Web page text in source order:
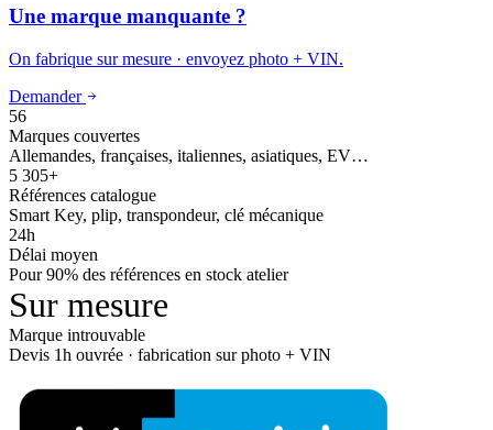
Une marque manquante ?
On fabrique sur mesure · envoyez photo + VIN.
Demander
56
Marques couvertes
Allemandes, françaises, italiennes, asiatiques, EV…
5 305+
Références catalogue
Smart Key, plip, transpondeur, clé mécanique
24h
Délai moyen
Pour 90% des références en stock atelier
Sur mesure
Marque introuvable
Devis 1h ouvrée · fabrication sur photo + VIN